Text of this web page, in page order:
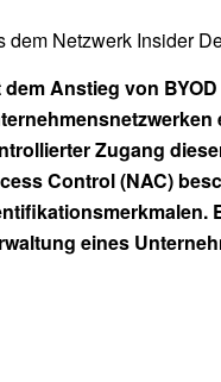
dem Netzwerk Insider
dem Anstieg von
Zugang
Control (NAC)
eines